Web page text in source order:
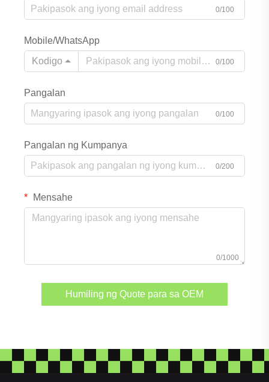
0/100
Mobile/WhatsApp
Kodigo
0/100
Pangalan
0/100
Pangalan ng Kumpanya
0/200
Mensahe
0/1000
Humiling ng Quote para sa OEM